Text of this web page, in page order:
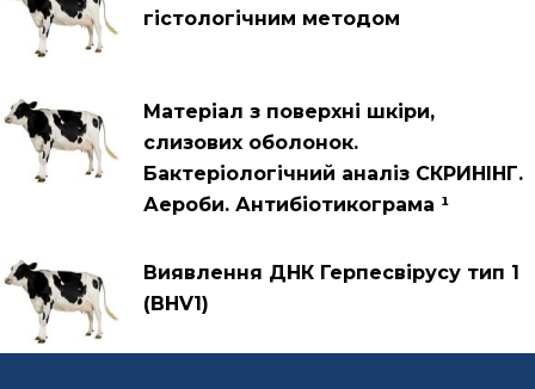
гістологічним методом
Матеріал з поверхні шкіри,
слизових оболонок.
Бактеріологічний аналіз СКРИНІНГ.
Аероби. Антибіотикограма ¹
Виявлення ДНК Герпесвірусу тип 1
(BHV1)